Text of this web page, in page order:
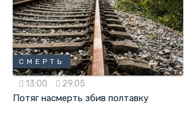
СМЕРТЬ
13:00 29.05
Потяг насмерть збив полтавку